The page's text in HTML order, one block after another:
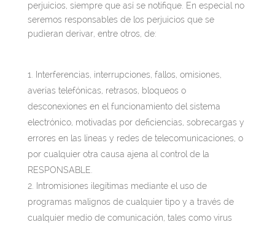
perjuicios, siempre que así se notifique. En especial no
seremos responsables de los perjuicios que se
pudieran derivar, entre otros, de:
Interferencias, interrupciones, fallos, omisiones,
averías telefónicas, retrasos, bloqueos o
desconexiones en el funcionamiento del sistema
electrónico, motivadas por deficiencias, sobrecargas y
errores en las líneas y redes de telecomunicaciones, o
por cualquier otra causa ajena al control de la
RESPONSABLE.
Intromisiones ilegítimas mediante el uso de
programas malignos de cualquier tipo y a través de
cualquier medio de comunicación, tales como virus